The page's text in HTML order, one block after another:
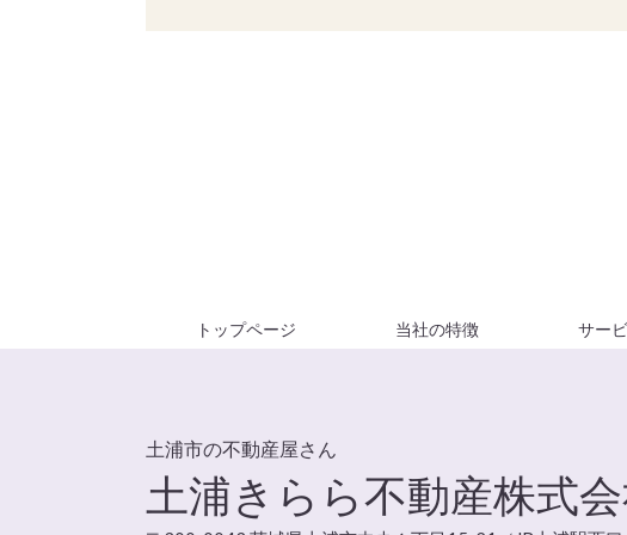
トップページ 当社の特徴 サー
土浦市の不動産屋さん
土浦きらら不動産株式